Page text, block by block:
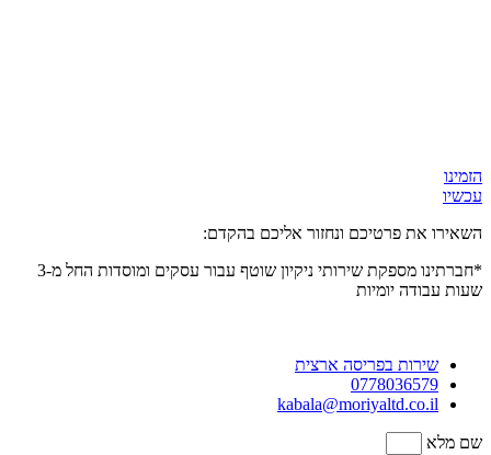
הזמינו
עכשיו
השאירו את פרטיכם ונחזור אליכם בהקדם:
*חברתינו מספקת שירותי ניקיון שוטף עבור עסקים ומוסדות
החל מ-3
שעות עבודה יומיות
שירות בפריסה ארצית
0778036579
kabala@moriyaltd.co.il
שם מלא